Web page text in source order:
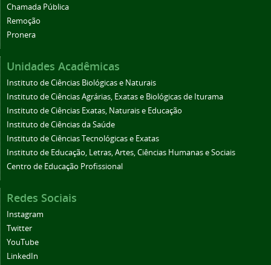
Chamada Pública
Remoção
Pronera
Unidades Acadêmicas
Instituto de Ciências Biológicas e Naturais
Instituto de Ciências Agrárias, Exatas e Biológicas de Iturama
Instituto de Ciências Exatas, Naturais e Educação
Instituto de Ciências da Saúde
Instituto de Ciências Tecnológicas e Exatas
Instituto de Educação, Letras, Artes, Ciências Humanas e Sociais
Centro de Educação Profissional
Redes Sociais
Instagram
Twitter
YouTube
LinkedIn